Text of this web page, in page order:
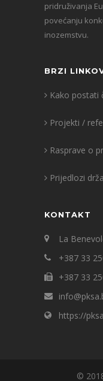
pridruživanja
povećanju
inozemstvu.
BRZI
Kako postati
Projekti /
Rasprave o
Prijedlozi
KONTAKT
La
+387 33
+387 33
https://
©